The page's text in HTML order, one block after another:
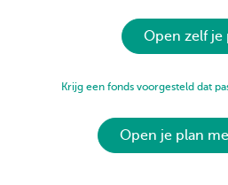
Open zelf je
Krijg een fonds voorgesteld dat
Open je plan